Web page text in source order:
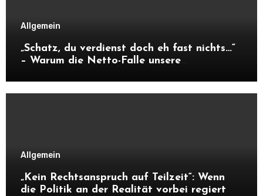
Allgemein
„Schatz, du verdienst doch eh fast nichts…“
– Warum die Netto-Falle unsere
Allgemein
„Kein Rechtsanspruch auf Teilzeit“: Wenn
die Politik an der Realität vorbei regiert